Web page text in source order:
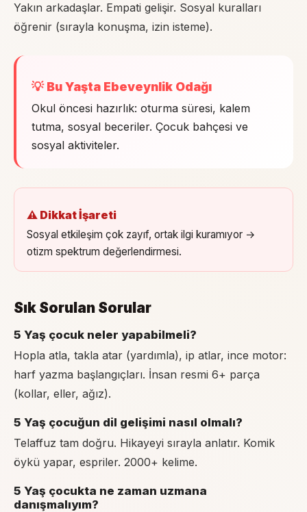
Yakın arkadaşlar. Empati gelişir. Sosyal kuralları
öğrenir (sırayla konuşma, izin isteme).
💡 Bu Yaşta Ebeveynlik Odağı
Okul öncesi hazırlık: oturma süresi, kalem
tutma, sosyal beceriler. Çocuk bahçesi ve
sosyal aktiviteler.
⚠️ Dikkat İşareti
Sosyal etkileşim çok zayıf, ortak ilgi kuramıyor →
otizm spektrum değerlendirmesi.
Sık Sorulan Sorular
5 Yaş çocuk neler yapabilmeli?
Hopla atla, takla atar (yardımla), ip atlar, ince motor:
harf yazma başlangıçları. İnsan resmi 6+ parça
(kollar, eller, ağız).
5 Yaş çocuğun dil gelişimi nasıl olmalı?
Telaffuz tam doğru. Hikayeyi sırayla anlatır. Komik
öykü yapar, espriler. 2000+ kelime.
5 Yaş çocukta ne zaman uzmana
danışmalıyım?